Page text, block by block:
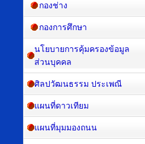
กองช่าง
กองการศึกษา
นโยบายการคุ้มครองข้อมูล
ส่วนบุคคล
ศิลปวัฒนธรรม ประเพณี
แผนที่ดาวเทียม
แผนที่มุมมองถนน